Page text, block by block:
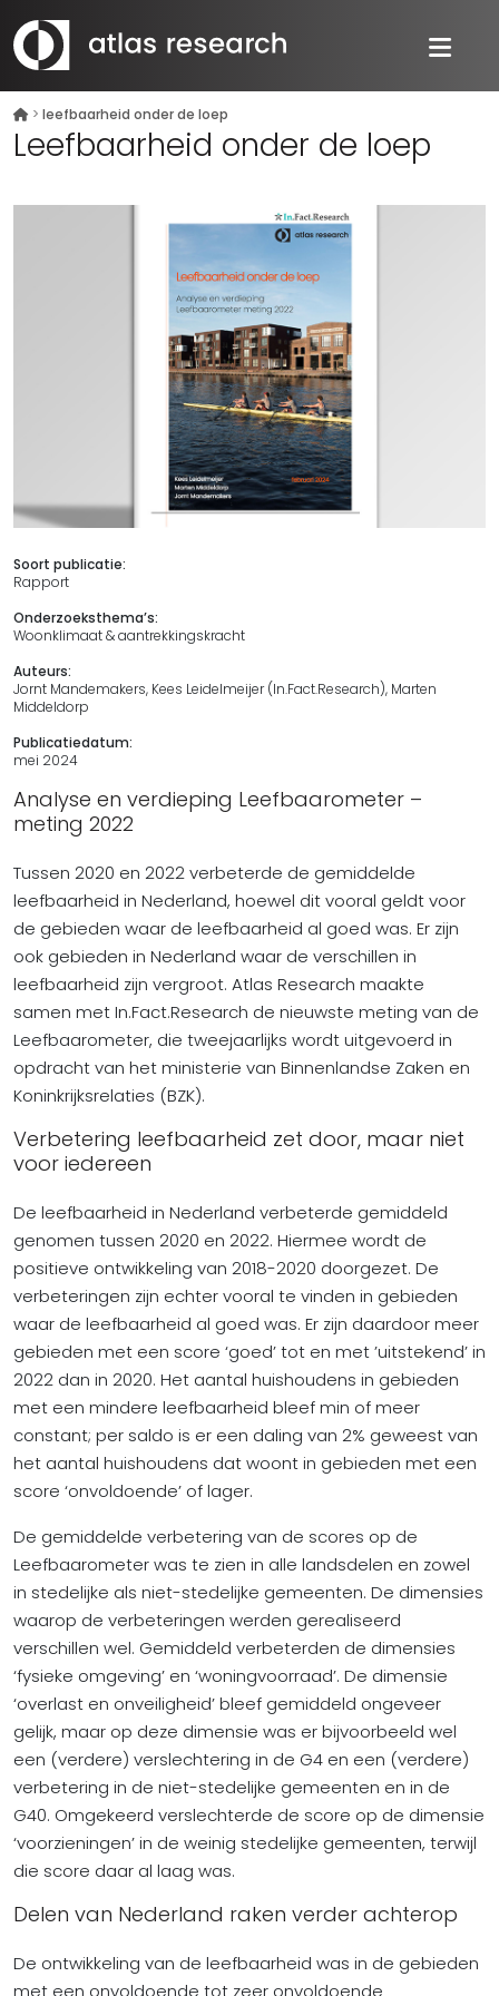
> leefbaarheid onder de loep
Leefbaarheid onder de loep
Soort publicatie:
Rapport
Onderzoeksthema’s:
Woonklimaat & aantrekkingskracht
Auteurs:
Jornt Mandemakers, Kees Leidelmeijer (In.Fact.Research), Marten
Middeldorp
Publicatiedatum:
mei 2024
Analyse en verdieping Leefbaarometer –
meting 2022
Tussen 2020 en 2022 verbeterde de gemiddelde
leefbaarheid in Nederland, hoewel dit vooral geldt voor
de gebieden waar de leefbaarheid al goed was. Er zijn
ook gebieden in Nederland waar de verschillen in
leefbaarheid zijn vergroot. Atlas Research maakte
samen met In.Fact.Research de nieuwste meting van de
Leefbaarometer, die tweejaarlijks wordt uitgevoerd in
opdracht van het ministerie van Binnenlandse Zaken en
Koninkrijksrelaties (BZK).
Verbetering leefbaarheid zet door, maar niet
voor iedereen
De leefbaarheid in Nederland verbeterde gemiddeld
genomen tussen 2020 en 2022. Hiermee wordt de
positieve ontwikkeling van 2018-2020 doorgezet. De
verbeteringen zijn echter vooral te vinden in gebieden
waar de leefbaarheid al goed was. Er zijn daardoor meer
gebieden met een score ‘goed’ tot en met ’uitstekend’ in
2022 dan in 2020. Het aantal huishoudens in gebieden
met een mindere leefbaarheid bleef min of meer
constant; per saldo is er een daling van 2% geweest van
het aantal huishoudens dat woont in gebieden met een
score ‘onvoldoende’ of lager.
De gemiddelde verbetering van de scores op de
Leefbaarometer was te zien in alle landsdelen en zowel
in stedelijke als niet-stedelijke gemeenten. De dimensies
waarop de verbeteringen werden gerealiseerd
verschillen wel. Gemiddeld verbeterden de dimensies
‘fysieke omgeving’ en ‘woningvoorraad’. De dimensie
‘overlast en onveiligheid’ bleef gemiddeld ongeveer
gelijk, maar op deze dimensie was er bijvoorbeeld wel
een (verdere) verslechtering in de G4 en een (verdere)
verbetering in de niet-stedelijke gemeenten en in de
G40. Omgekeerd verslechterde de score op de dimensie
‘voorzieningen’ in de weinig stedelijke gemeenten, terwijl
die score daar al laag was.
Delen van Nederland raken verder achterop
De ontwikkeling van de leefbaarheid was in de gebieden
met een onvoldoende tot zeer onvoldoende